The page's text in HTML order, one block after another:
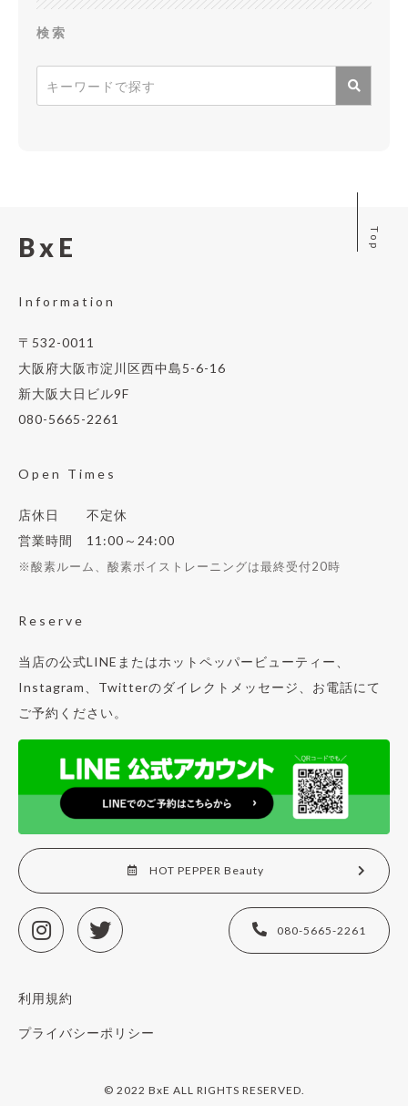
検索
Top
BxE
Information
〒532-0011
大阪府大阪市淀川区西中島5-6-16
新大阪大日ビル9F
080-5665-2261
Open Times
店休日 不定休
営業時間 11:00～24:00
※酸素ルーム、酸素ボイストレーニングは最終受付20時
Reserve
当店の公式LINEまたはホットペッパービューティー、
Instagram、Twitterのダイレクトメッセージ、お電話にて
ご予約ください。
HOT PEPPER Beauty
080-5665-2261
利用規約
プライバシーポリシー
© 2022 BxE ALL RIGHTS RESERVED.